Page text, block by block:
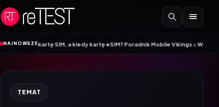
Przejdź do treści
NAJNOWSZE
kartę SIM, a kiedy kartę eSIM? Poradnik Mobile Vikings•Wracamy do
TEMAT